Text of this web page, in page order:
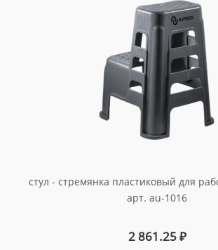
стул - стремянка пластиковый для
арт. au-1016
2 861.25₽